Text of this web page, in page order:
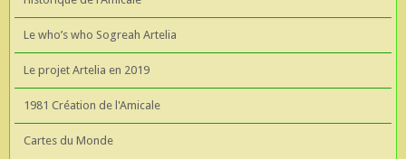
Le who’s who Sogreah Artelia
Le projet Artelia en 2019
1981 Création de l'Amicale
Cartes du Monde